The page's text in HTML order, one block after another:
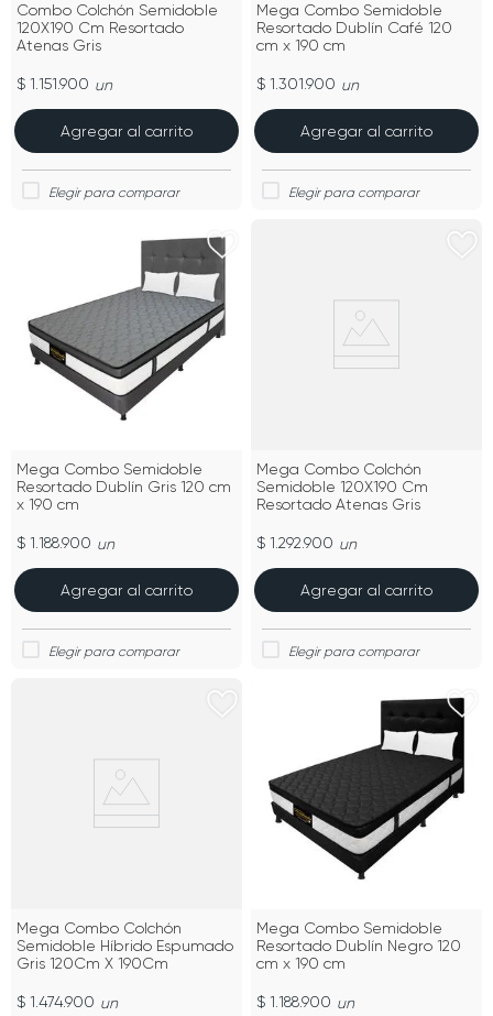
Combo Colchón Semidoble
120X190 Cm Resortado
Atenas Gris
$ 1.151.900 un
Agregar al carrito
Mega Combo Semidoble
Resortado Dublín Café 120
cm x 190 cm
$ 1.301.900 un
Agregar al carrito
Mega Combo Semidoble
Resortado Dublín Gris 120 cm
x 190 cm
$ 1.188.900 un
Agregar al carrito
Mega Combo Colchón
Semidoble 120X190 Cm
Resortado Atenas Gris
$ 1.292.900 un
Agregar al carrito
Mega Combo Colchón
Semidoble Híbrido Espumado
Gris 120Cm X 190Cm
$ 1.474.900 un
Mega Combo Semidoble
Resortado Dublín Negro 120
cm x 190 cm
$ 1.188.900 un